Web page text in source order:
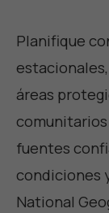
Planifique
áreas
fuentes
condiciones
National